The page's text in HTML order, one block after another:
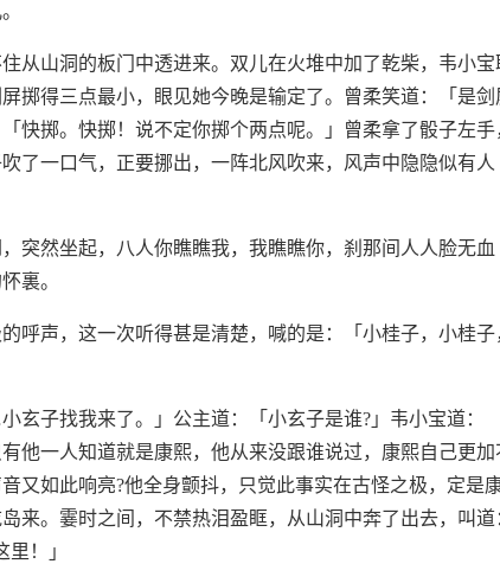
从山洞的板门中透进来。双儿在火堆中加了乾柴，韦小宝
掷得三点最小，眼见她今晚是输定了。曾柔笑道：「是剑
快掷。快掷！说不定你掷个两点呢。」曾柔拿了骰子左手
了一口气，正要挪出，一阵北风吹来，风声中隐隐似有人
突然坐起，八人你瞧瞧我，我瞧瞧你，刹那间人人脸无血
裏。
呼声，这一次听得甚是清楚，喊的是：「小桂子，小桂子
子找我来了。」公主道：「小玄子是谁?」韦小宝道：
一人知道就是康熙，他从来没跟谁说过，康熙自己更加
又如此响亮?他全身颤抖，只觉此事实在古怪之极，定是
来。霎时之间，不禁热泪盈眶，从山洞中奔了出去，叫道
！」